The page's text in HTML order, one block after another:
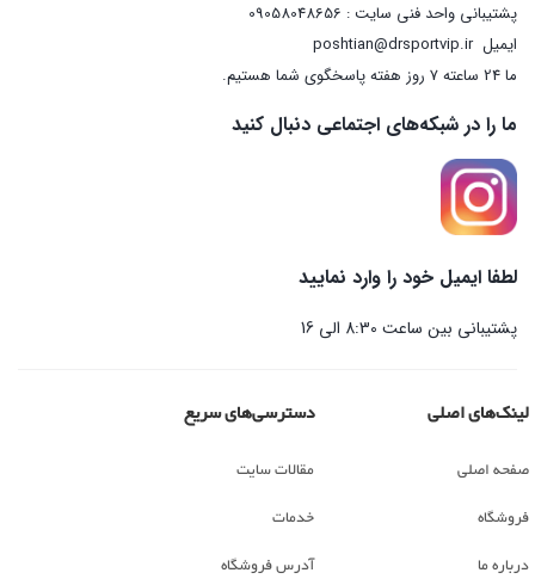
پشتیبانی واحد فنی سایت : 09058048656
ایمیلposhtian@drsportvip.ir
ما 24 ساعته 7 روز هفته پاسخگوی شما هستیم.
ما را در شبکه‌های اجتماعی دنبال کنید
لطفا ایمیل خود را وارد نمایید
پشتیبانی بین ساعت 8:30 الی 16
لینک‌های اصلی
صفحه اصلی
فروشگاه
درباره ما
دسترسی‌های سریع
مقالات سایت
خدمات
آدرس فروشگاه